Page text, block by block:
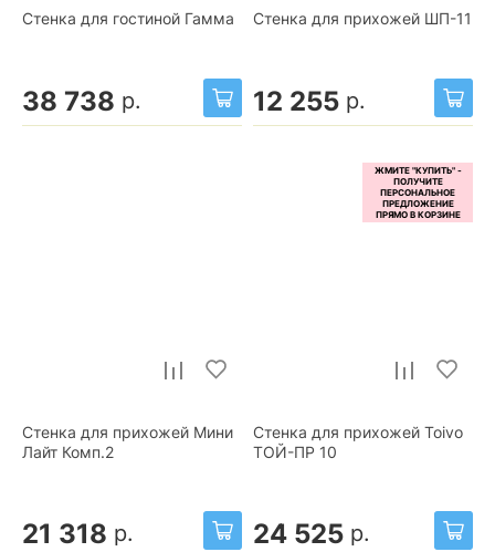
Стенка для гостиной Гамма
38 738 р.
Стенка для прихожей ШП-11
12 255 р.
Стенка для прихожей Мини
Лайт Комп.2
21 318 р.
Стенка для прихожей Toivo
ТОЙ-ПР 10
24 525 р.